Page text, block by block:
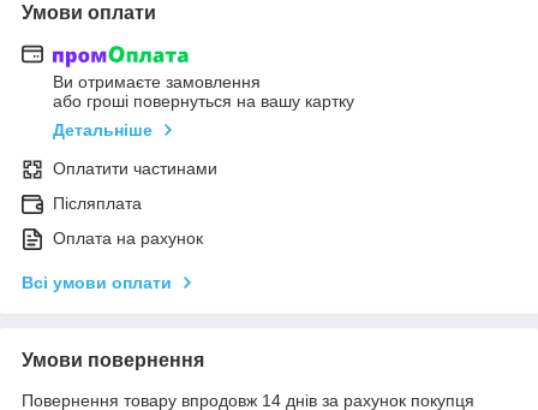
Умови оплати
Ви отримаєте замовлення
або гроші повернуться на вашу картку
Детальніше
Оплатити частинами
Післяплата
Оплата на рахунок
Всі умови оплати
Умови повернення
Повернення товару впродовж 14 днів за рахунок покупця